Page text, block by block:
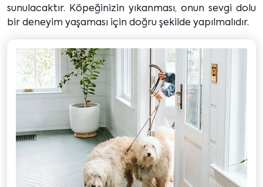
sunulacaktır. Köpeğinizin yıkanması, onun sevgi dolu
bir deneyim yaşaması için doğru şekilde yapılmalıdır.